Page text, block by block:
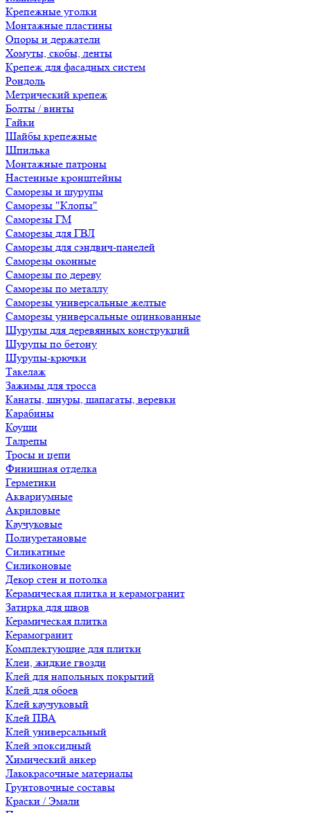
Крепежные уголки
Монтажные пластины
Опоры и держатели
Хомуты, скобы, ленты
Крепеж для фасадных систем
Рондоль
Метрический крепеж
Болты / винты
Гайки
Шайбы крепежные
Шпилька
Монтажные патроны
Настенные кронштейны
Саморезы и шурупы
Саморезы "Клопы"
Саморезы ГМ
Саморезы для ГВЛ
Саморезы для сэндвич-панелей
Саморезы оконные
Саморезы по дереву
Саморезы по металлу
Саморезы универсальные желтые
Саморезы универсальные оцинкованные
Шурупы для деревянных конструкций
Шурупы по бетону
Шурупы-крючки
Такелаж
Зажимы для тросса
Канаты, шнуры, шапагаты, веревки
Карабины
Коуши
Талрепы
Тросы и цепи
Финишная отделка
Герметики
Аквариумные
Акриловые
Каучуковые
Полиуретановые
Силикатные
Силиконовые
Декор стен и потолка
Керамическая плитка и керамогранит
Затирка для швов
Керамическая плитка
Керамогранит
Комплектующие для плитки
Клеи, жидкие гвозди
Клей для напольных покрытий
Клей для обоев
Клей каучуковый
Клей ПВА
Клей универсальный
Клей эпоксидный
Химический анкер
Лакокрасочные материалы
Грунтовочные составы
Краски / Эмали